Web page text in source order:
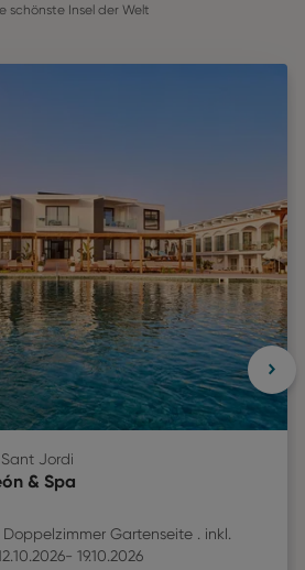
schönste Insel der Welt
Jordi
& Spa
Doppelzimmer Gartenseite
inkl.
- 19.10.2026